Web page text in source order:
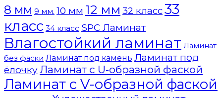
8 мм 9 мм. 10 мм 12 мм 32 класс33
класс 34 класс SPC Ламинат
Влагостойкий ламинат Ламинат
без фаски Ламинат под камень Ламинат под
ёлочкуЛаминат с U-образной фаской
Ламинат с V-образной фаской